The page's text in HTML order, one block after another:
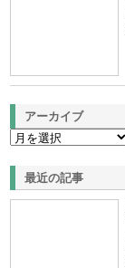
アーカイブ
最近の記事